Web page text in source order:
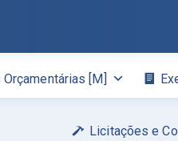
[M]
Licitações e